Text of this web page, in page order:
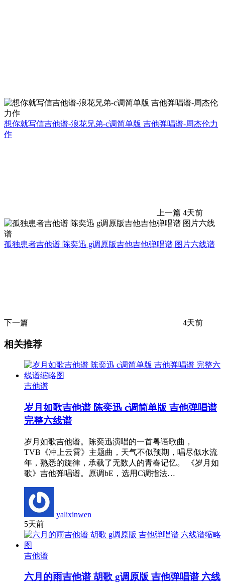
想你就写信吉他谱-浪花兄弟-c调简单版 吉他弹唱谱-周杰伦力
作
上一篇 4天前
孤独患者吉他谱 陈奕迅 g调原版吉他吉他弹唱谱 图片六线谱
下一篇 4天前
相关推荐
吉他谱
岁月如歌吉他谱 陈奕迅 c调简单版 吉他弹唱谱
完整六线谱
岁月如歌吉他谱。陈奕迅演唱的一首粤语歌曲，
TVB《冲上云霄》主题曲，天气不似预期，唱尽似水流
年，熟悉的旋律，承载了无数人的青春记忆。 《岁月如
歌》吉他弹唱谱。原调bE，选用C调指法…
yalixinwen
5天前
吉他谱
六月的雨吉他谱 胡歌 g调原版 吉他弹唱谱 六线